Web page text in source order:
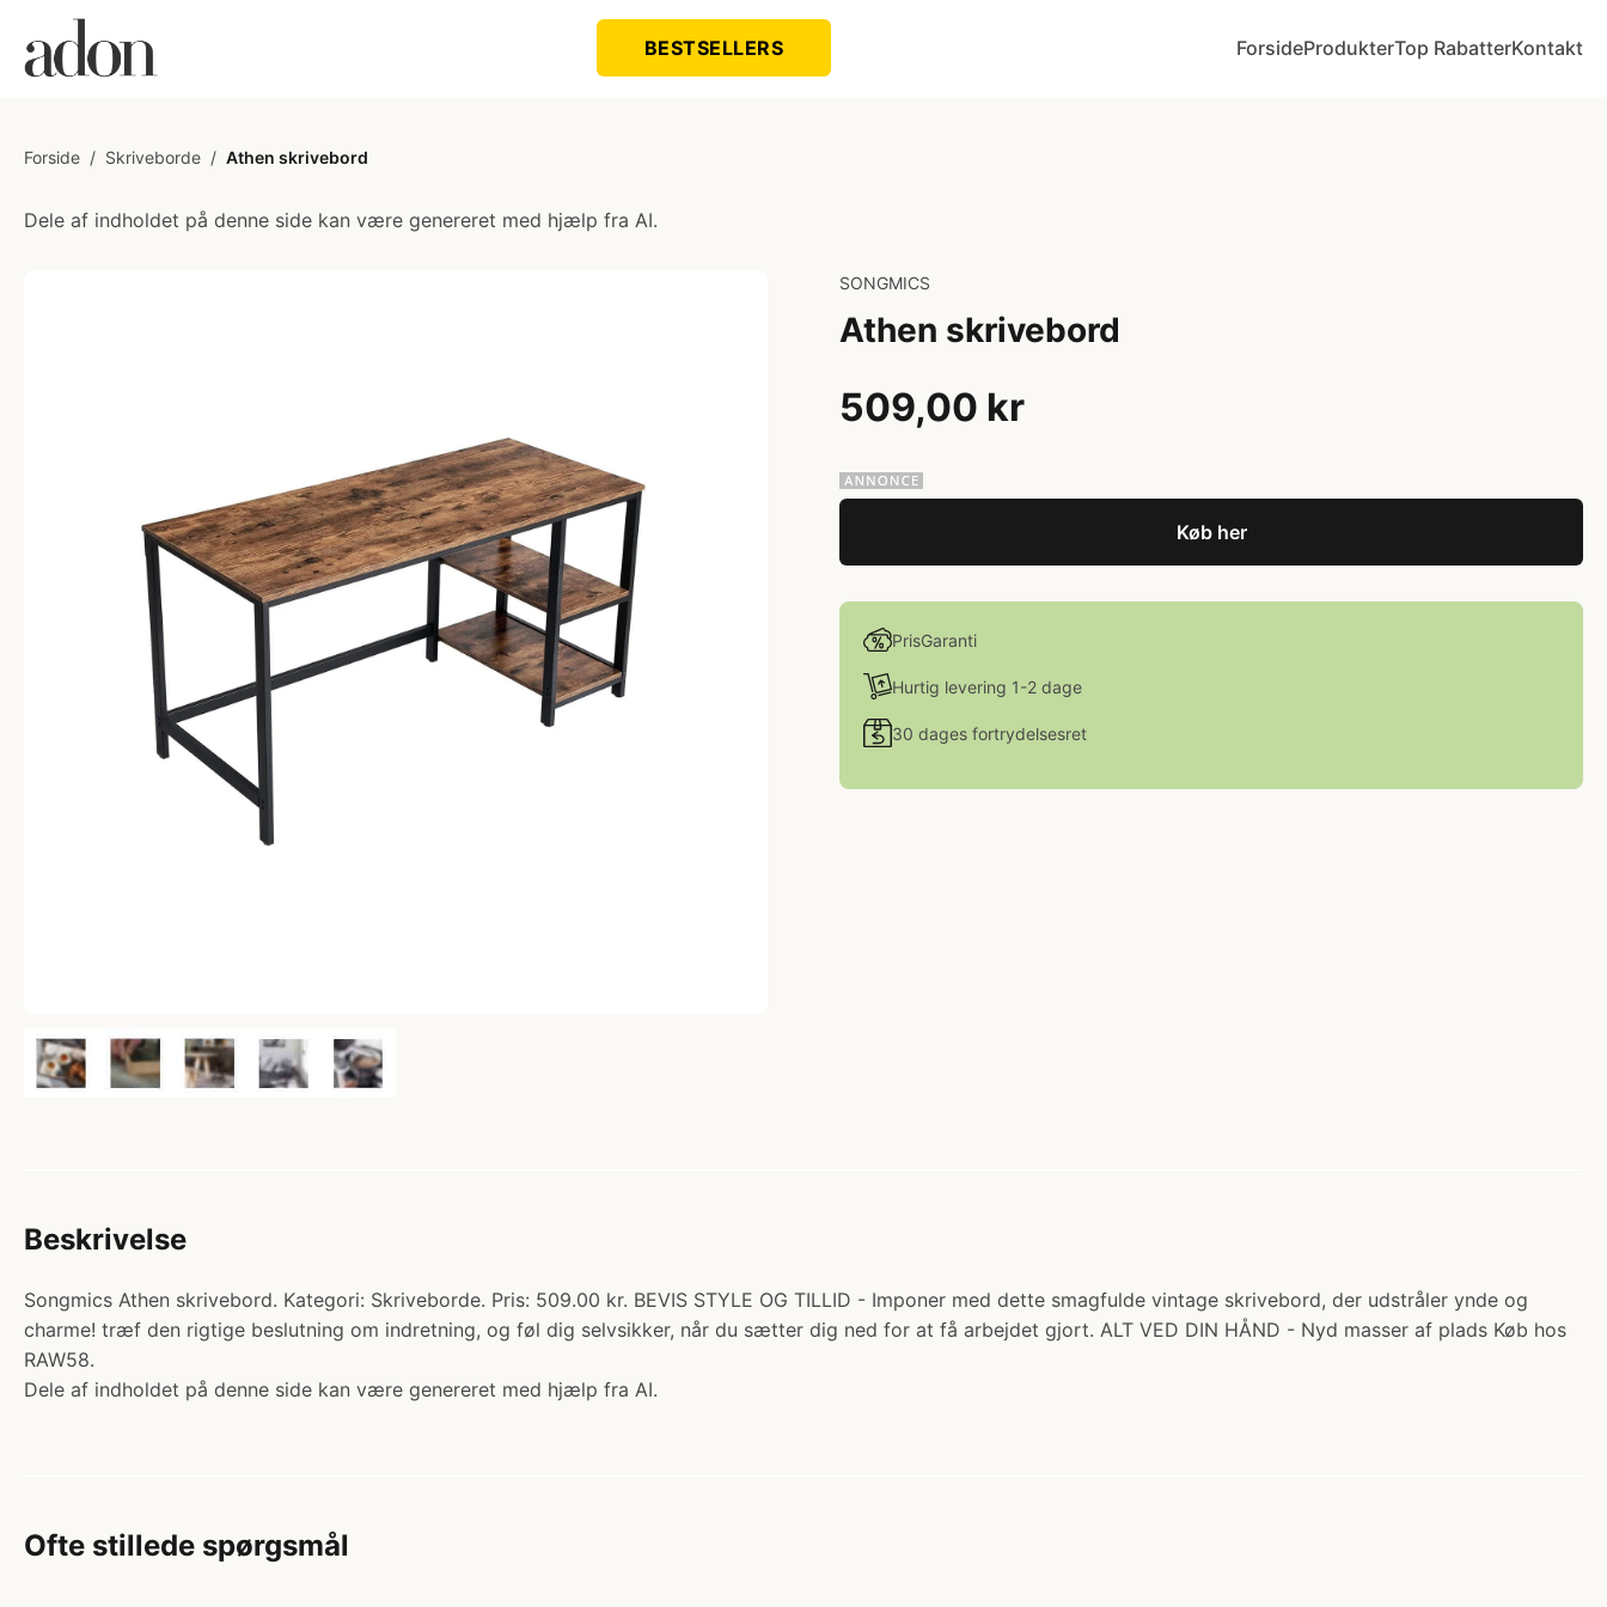
BESTSELLERS ForsideProdukterTop RabatterKontakt
Forside / Skriveborde / Athen skrivebord
Dele af indholdet på denne side kan være genereret med hjælp fra AI.
SONGMICS
Athen skrivebord
509,00 kr
Køb her
PrisGaranti
Hurtig levering 1-2 dage
30 dages fortrydelsesret
Beskrivelse
Songmics Athen skrivebord. Kategori: Skriveborde. Pris: 509.00 kr. BEVIS STYLE OG TILLID - Imponer med dette smagfulde vintage skrivebord, der udstråler ynde og
charme! træf den rigtige beslutning om indretning, og føl dig selvsikker, når du sætter dig ned for at få arbejdet gjort. ALT VED DIN HÅND - Nyd masser af plads Køb hos
RAW58.
Dele af indholdet på denne side kan være genereret med hjælp fra AI.
Ofte stillede spørgsmål